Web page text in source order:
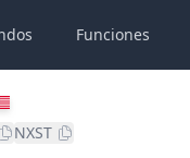
Funciones
NXST